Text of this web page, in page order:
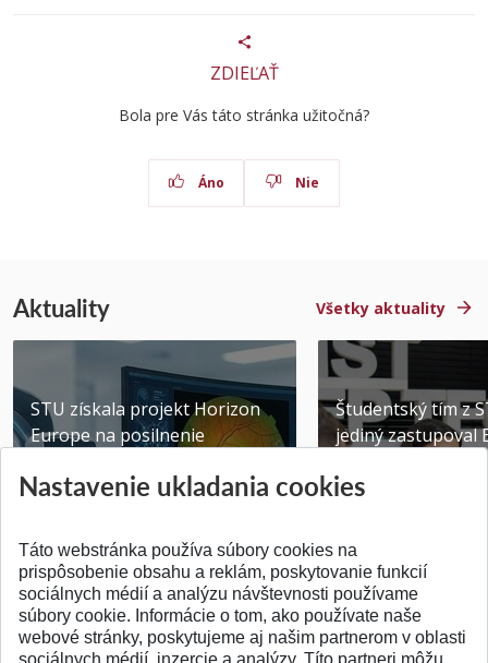
ZDIEĽAŤ
Bola pre Vás táto stránka užitočná?
Áno Nie
Aktuality Všetky aktuality
STU získala projekt Horizon
Europe na posilnenie
Publikované 31.07.2026
Študentský tím z
jediný zastupoval
Publikované
SPÄŤ NA VRCH
Nastavenie ukladania cookies
Táto webstránka používa súbory cookies na
prispôsobenie obsahu a reklám, poskytovanie funkcií
sociálnych médií a analýzu návštevnosti používame
súbory cookie. Informácie o tom, ako používate naše
webové stránky, poskytujeme aj našim partnerom v oblasti
sociálnych médií, inzercie a analýzy. Títo partneri môžu